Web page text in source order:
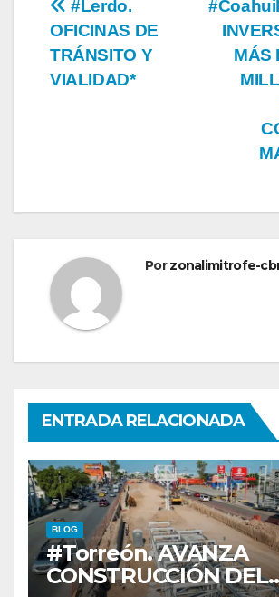
Navegación
de
entradas
MÁS
#Lerdo.
OFICINAS DE
TRÁNSITO Y
VIALIDAD*
Porzonalimitrofe-
ENTRADA RELACIONADA
BLOG
#Torreón. AVANZA
CONSTRUCCIÓN DEL